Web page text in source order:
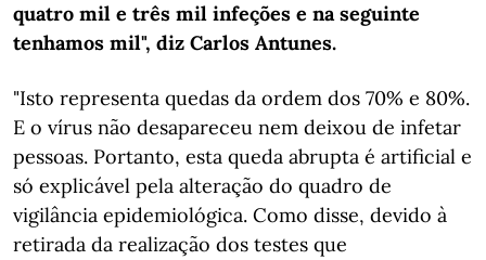
quatro mil e três mil infeções e na seguinte
tenhamos mil", diz Carlos Antunes.
"Isto representa quedas da ordem dos 70% e 80%.
E o vírus não desapareceu nem deixou de infetar
pessoas. Portanto, esta queda abrupta é artificial e
só explicável pela alteração do quadro de
vigilância epidemiológica. Como disse, devido à
retirada da realização dos testes que